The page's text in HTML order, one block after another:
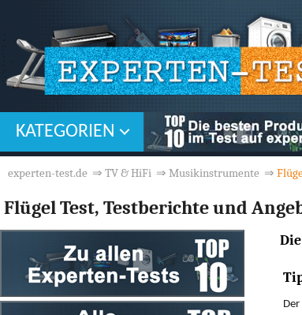
KATEGORIEN
experten-test.de ⇒ TV & HiFi ⇒ Musikinstrumente ⇒
Flügel Test, Testberichte und